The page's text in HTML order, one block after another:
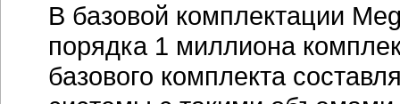
В базовой комплектации
порядка 1 миллиона
базового комплекта